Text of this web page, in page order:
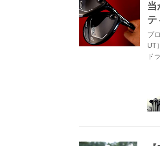
当
テ
プ
UT
ド